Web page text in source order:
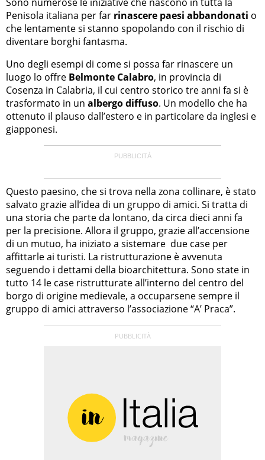
Penisola italiana per far rinascere paesi abbandonati o
che lentamente si stanno spopolando con il rischio di
diventare borghi fantasma.
Uno degli esempi di come si possa far rinascere un
luogo lo offre Belmonte Calabro, in provincia di
Cosenza in Calabria, il cui centro storico tre anni fa si è
trasformato in un albergo diffuso. Un modello che ha
ottenuto il plauso dall’estero e in particolare da inglesi e
giapponesi.
Questo paesino, che si trova nella zona collinare, è stato
salvato grazie all’idea di un gruppo di amici. Si tratta di
una storia che parte da lontano, da circa dieci anni fa
per la precisione. Allora il gruppo, grazie all’accensione
di un mutuo, ha iniziato a sistemare due case per
affittarle ai turisti. La ristrutturazione è avvenuta
seguendo i dettami della bioarchitettura. Sono state in
tutto 14 le case ristrutturate all’interno del centro del
borgo di origine medievale, a occuparsene sempre il
gruppo di amici attraverso l’associazione “A’ Praca”.